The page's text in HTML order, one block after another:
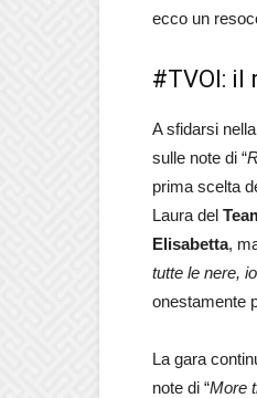
ecco un
#TVOI: il
A sfidarsi
sulle note di “
prima scelta
Laura del
Elisabetta,
tutte le nere,
onestamente
La gara
note di “More